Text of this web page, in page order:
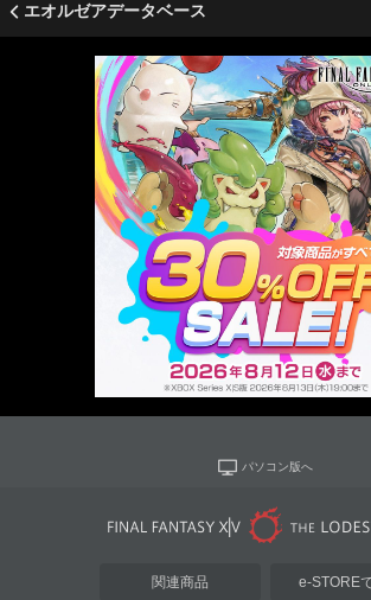
エオルゼアデータベース
パソコン版へ
関連商品 e-STORE